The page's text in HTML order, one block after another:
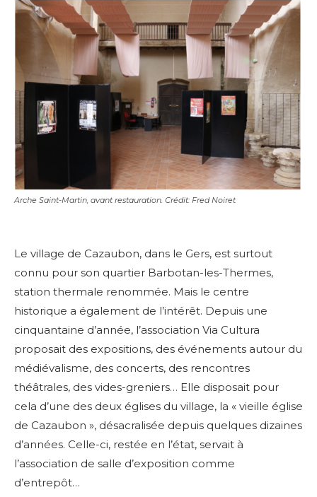
Arche Saint-Martin, avant restauration. Crédit: Fred Noiret
Le village de Cazaubon, dans le Gers, est surtout
connu pour son quartier Barbotan-les-Thermes,
station thermale renommée. Mais le centre
historique a également de l’intérêt. Depuis une
cinquantaine d’année, l’association Via Cultura
proposait des expositions, des événements autour du
médiévalisme, des concerts, des rencontres
théâtrales, des vides-greniers… Elle disposait pour
cela d’une des deux églises du village, la « vieille église
de Cazaubon », désacralisée depuis quelques dizaines
d’années. Celle-ci, restée en l’état, servait à
l’association de salle d’exposition comme
d’entrepôt…